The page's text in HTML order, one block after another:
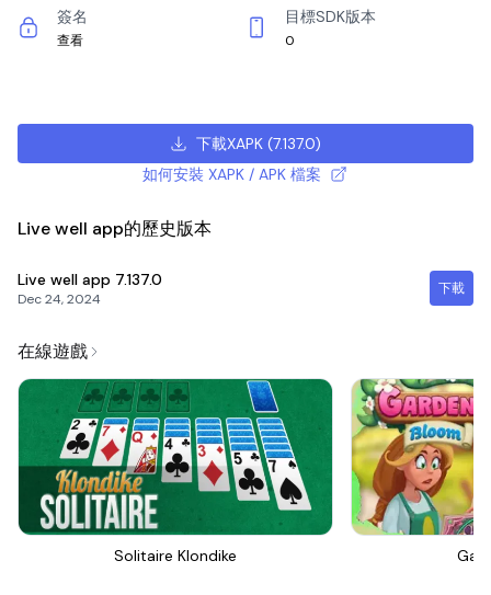
簽名
查看
目標SDK版本
0
下載XAPK(7.137.0)
如何安裝 XAPK / APK 檔案
Live well app的歷史版本
Live well app 7.137.0
Dec 24, 2024
下載
在線遊戲
Solitaire Klondike